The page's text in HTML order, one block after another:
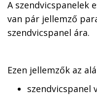
A szendvicspanelek
van pár jellemző
szendvicspanel ára.
Ezen jellemzők az
szendvicspanel